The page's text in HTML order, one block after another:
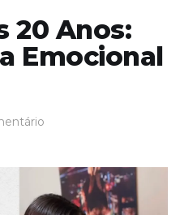
20 Anos:
Emocional